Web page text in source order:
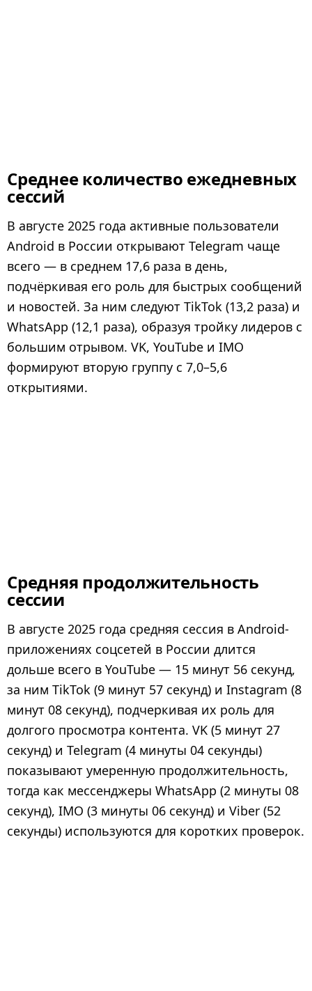
Среднее количество ежедневных
сессий
В августе 2025 года активные пользователи
Android в России открывают Telegram чаще
всего — в среднем 17,6 раза в день,
подчёркивая его роль для быстрых сообщений
и новостей. За ним следуют TikTok (13,2 раза) и
WhatsApp (12,1 раза), образуя тройку лидеров с
большим отрывом. VK, YouTube и IMO
формируют вторую группу с 7,0–5,6
открытиями.
Средняя продолжительность
сессии
В августе 2025 года средняя сессия в Android-
приложениях соцсетей в России длится
дольше всего в YouTube — 15 минут 56 секунд,
за ним TikTok (9 минут 57 секунд) и Instagram (8
минут 08 секунд), подчеркивая их роль для
долгого просмотра контента. VK (5 минут 27
секунд) и Telegram (4 минуты 04 секунды)
показывают умеренную продолжительность,
тогда как мессенджеры WhatsApp (2 минуты 08
секунд), IMO (3 минуты 06 секунд) и Viber (52
секунды) используются для коротких проверок.